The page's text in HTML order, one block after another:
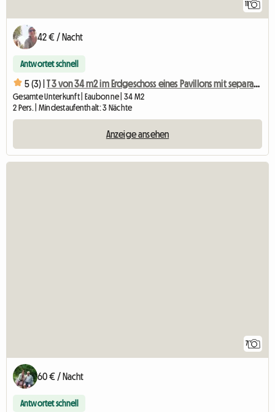
11
42 € / Nacht
Antwortet schnell
5 (3) | T 3 von 34 m2 im Erdgeschoss eines Pavillons mit separatem Eingang
Gesamte Unterkunft | Eaubonne | 34 M2
2 Pers. | Mindestaufenthalt: 3 Nächte
Anzeige ansehen
7
60 € / Nacht
Antwortet schnell